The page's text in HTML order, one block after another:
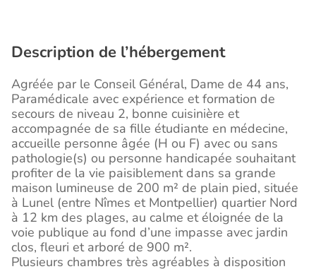
Description de l’hébergement
Agréée par le Conseil Général, Dame de 44 ans,
Paramédicale avec expérience et formation de
secours de niveau 2, bonne cuisinière et
accompagnée de sa fille étudiante en médecine,
accueille personne âgée (H ou F) avec ou sans
pathologie(s) ou personne handicapée souhaitant
profiter de la vie paisiblement dans sa grande
maison lumineuse de 200 m² de plain pied, située
à Lunel (entre Nîmes et Montpellier) quartier Nord
à 12 km des plages, au calme et éloignée de la
voie publique au fond d’une impasse avec jardin
clos, fleuri et arboré de 900 m².
Plusieurs chambres très agréables à disposition